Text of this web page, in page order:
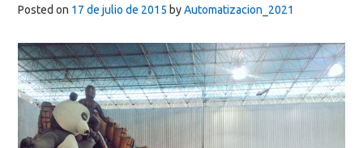
Posted on 17 de julio de 2015 byAutomatizacion_2021